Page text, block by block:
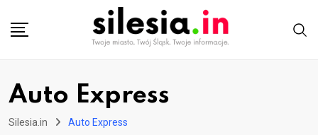
Auto Express
Silesia.in Auto Express